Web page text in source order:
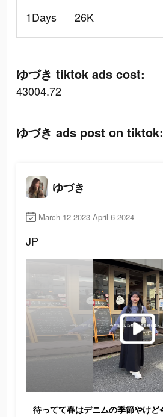
1Days
26K
ゆづき tiktok ads cost:
43004.72
ゆづき ads post on tiktok:
ゆづき
March 12 2023-April 6 2024
JP